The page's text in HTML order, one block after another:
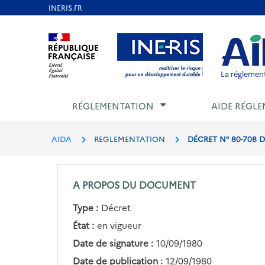
Aller au contenu Aller au menu Aller au
La
RÉGLEMENTATION AIDE
AIDA REGLEMENTATION DÉCRET N° 80-708
A PROPOS DU DOCUMENT
Type : Décret
État : en vigueur
Date de signature : 10/09/1980
Date de publication : 12/09/1980